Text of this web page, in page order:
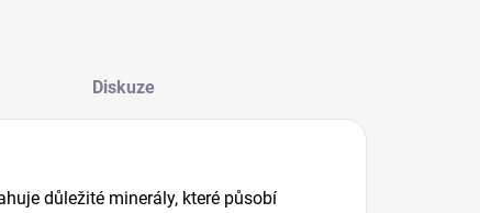
Diskuze
důležité minerály, které působí